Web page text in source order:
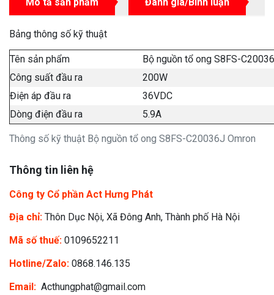
Bảng thông số kỹ thuật
Thông số kỹ thuật Bộ nguồn tổ ong S8FS-C20036J Omron
Tên sản phẩm
Bộ nguồn tổ ong S8FS-
Công suất đầu ra
200W
Điện áp đầu ra
36VDC
Dòng điện đầu ra
5.9A
Thông tin liên hệ
Công ty Cổ phần Act Hưng Phát
Địa chỉ: Thôn Dục Nội, Xã Đông Anh, Thành phố Hà Nội
Mã số thuế: 0109652211
Hotline/Zalo: 0868.146.135
Email: Acthungphat@gmail.com